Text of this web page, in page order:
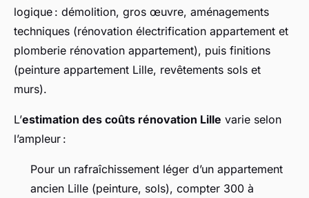
logique : démolition, gros œuvre, aménagements
techniques (rénovation électrification appartement et
plomberie rénovation appartement), puis finitions
(peinture appartement Lille, revêtements sols et
murs).
L’estimation des coûts rénovation Lille varie selon
l’ampleur :
Pour un rafraîchissement léger d’un appartement
ancien Lille (peinture, sols), compter 300 à